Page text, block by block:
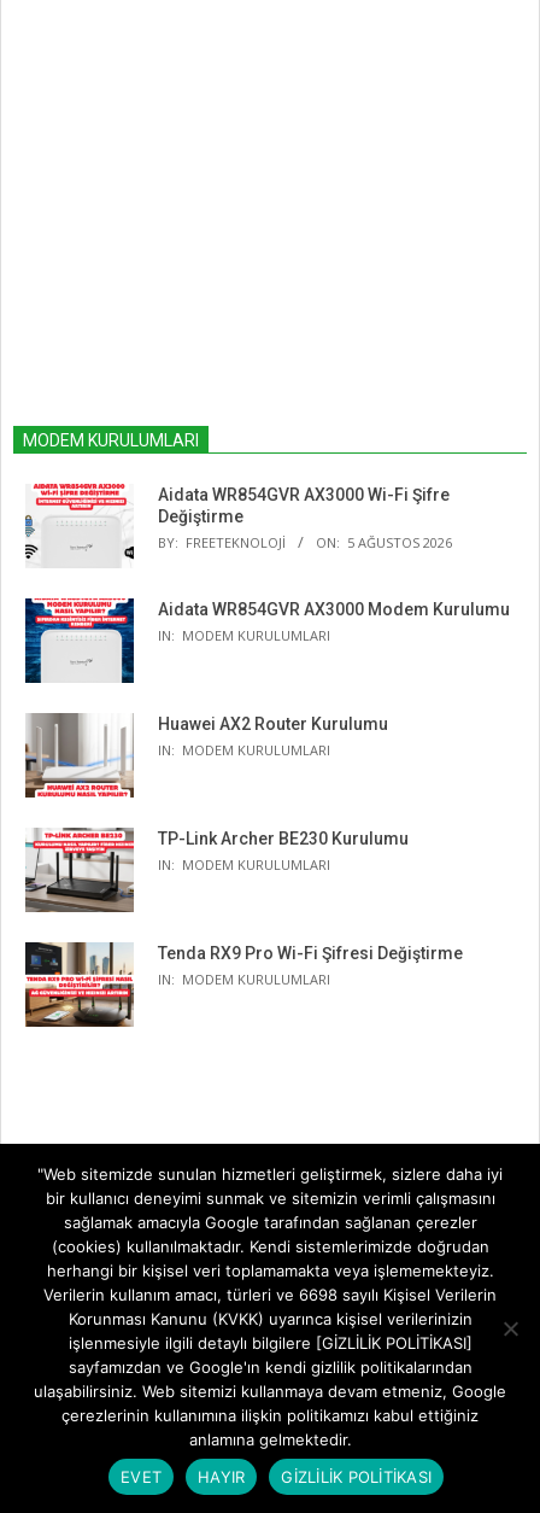
MODEM KURULUMLARI
Aidata WR854GVR AX3000 Wi-Fi Şifre
Değiştirme
BY: FREETEKNOLOJI ON: 5 AĞUSTOS 2026
Aidata WR854GVR AX3000 Modem Kurulumu
IN: MODEM KURULUMLARI
Huawei AX2 Router Kurulumu
IN: MODEM KURULUMLARI
TP-Link Archer BE230 Kurulumu
IN: MODEM KURULUMLARI
Tenda RX9 Pro Wi-Fi Şifresi Değiştirme
IN: MODEM KURULUMLARI
"Web sitemizde sunulan hizmetleri geliştirmek, sizlere daha iyi
bir kullanıcı deneyimi sunmak ve sitemizin verimli çalışmasını
sağlamak amacıyla Google tarafından sağlanan çerezler
(cookies) kullanılmaktadır. Kendi sistemlerimizde doğrudan
herhangi bir kişisel veri toplamamakta veya işlememekteyiz.
Verilerin kullanım amacı, türleri ve 6698 sayılı Kişisel Verilerin
Korunması Kanunu (KVKK) uyarınca kişisel verilerinizin
işlenmesiyle ilgili detaylı bilgilere [GİZLİLİK POLİTİKASI]
sayfamızdan ve Google'ın kendi gizlilik politikalarından
ulaşabilirsiniz. Web sitemizi kullanmaya devam etmeniz, Google
çerezlerinin kullanımına ilişkin politikamızı kabul ettiğiniz
anlamına gelmektedir.
EVET
HAYIR GİZLİLİK POLİTİKASI